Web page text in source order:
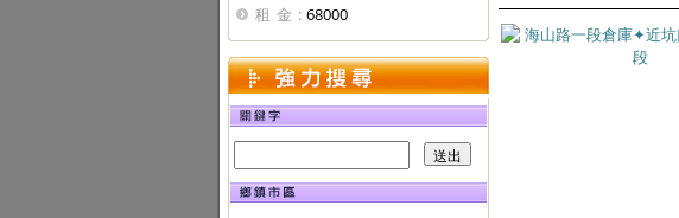
租金: 68000